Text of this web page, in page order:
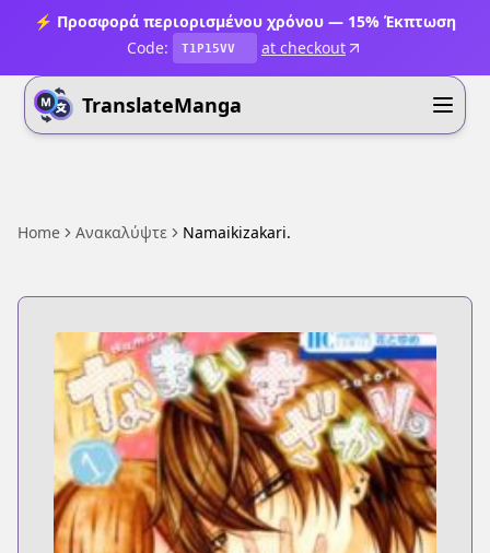
⚡ Προσφορά περιορισμένου χρόνου — 15% Έκπτωση
Code:
T1P15VV at checkout
TranslateManga
Home Ανακαλύψτε Namaikizakari.